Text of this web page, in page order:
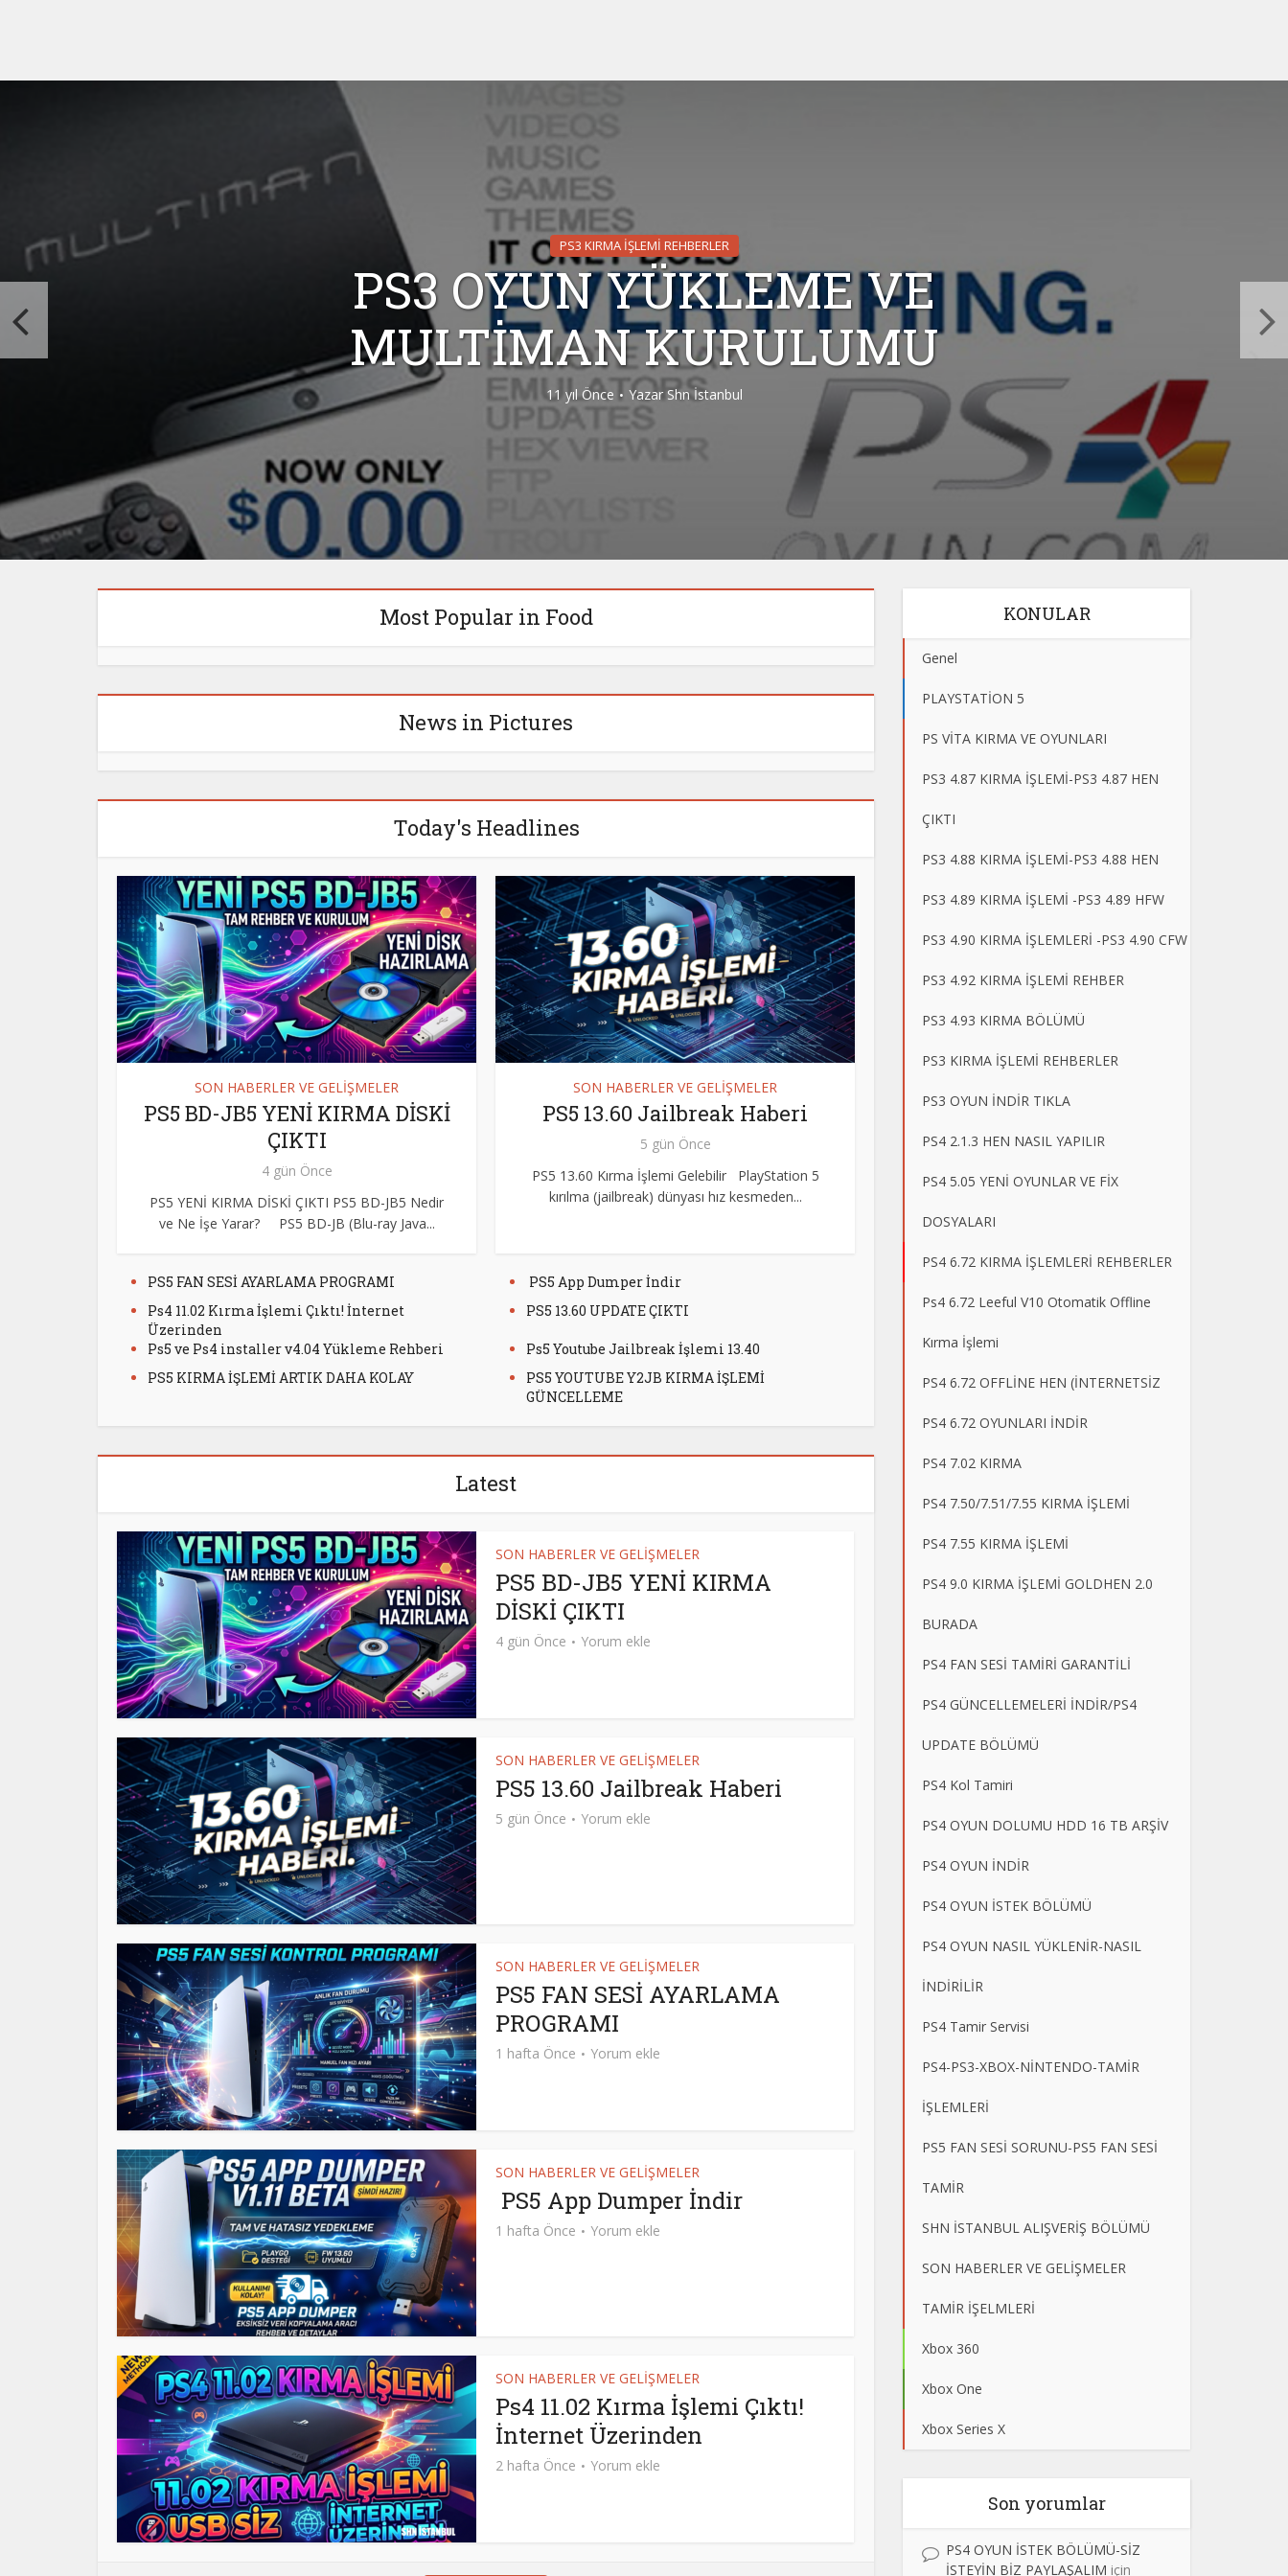
PS3 KIRMA İŞLEMİ REHBERLER
PS3 OYUN YÜKLEME VE
MULTİMAN KURULUMU
11 yıl Önce Yazar Shn İstanbul
Most Popular in Food
News in Pictures
Today's Headlines
SON HABERLER VE GELİŞMELER
PS5 BD-JB5 YENİ KIRMA DİSKİ
ÇIKTI
4 gün Önce
PS5 YENİ KIRMA DİSKİ ÇIKTI PS5 BD-JB5 Nedir
ve Ne İşe Yarar? PS5 BD-JB (Blu-ray Java...
SON HABERLER VE GELİŞMELER
PS5 13.60 Jailbreak Haberi
5 gün Önce
PS5 13.60 Kırma İşlemi Gelebilir PlayStation 5
kırılma (jailbreak) dünyası hız kesmeden...
PS5 FAN SESİ AYARLAMA PROGRAMI
PS5 App Dumper İndir
Ps4 11.02 Kırma İşlemi Çıktı! İnternet
Üzerinden
PS5 13.60 UPDATE ÇIKTI
Ps5 ve Ps4 installer v4.04 Yükleme Rehberi
Ps5 Youtube Jailbreak İşlemi 13.40
PS5 KIRMA İŞLEMİ ARTIK DAHA KOLAY
PS5 YOUTUBE Y2JB KIRMA İŞLEMİ
GÜNCELLEME
Latest
SON HABERLER VE GELİŞMELER
PS5 BD-JB5 YENİ KIRMA
DİSKİ ÇIKTI
4 gün Önce Yorum ekle
SON HABERLER VE GELİŞMELER
PS5 13.60 Jailbreak Haberi
5 gün Önce Yorum ekle
SON HABERLER VE GELİŞMELER
PS5 FAN SESİ AYARLAMA
PROGRAMI
1 hafta Önce Yorum ekle
SON HABERLER VE GELİŞMELER
PS5 App Dumper İndir
1 hafta Önce Yorum ekle
SON HABERLER VE GELİŞMELER
Ps4 11.02 Kırma İşlemi Çıktı!
İnternet Üzerinden
2 hafta Önce Yorum ekle
KONULAR
Genel
PLAYSTATİON 5
PS VİTA KIRMA VE OYUNLARI
PS3 4.87 KIRMA İŞLEMİ-PS3 4.87 HEN
ÇIKTI
PS3 4.88 KIRMA İŞLEMİ-PS3 4.88 HEN
PS3 4.89 KIRMA İŞLEMİ -PS3 4.89 HFW
PS3 4.90 KIRMA İŞLEMLERİ -PS3 4.90 CFW
PS3 4.92 KIRMA İŞLEMİ REHBER
PS3 4.93 KIRMA BÖLÜMÜ
PS3 KIRMA İŞLEMİ REHBERLER
PS3 OYUN İNDİR TIKLA
PS4 2.1.3 HEN NASIL YAPILIR
PS4 5.05 YENİ OYUNLAR VE FİX
DOSYALARI
PS4 6.72 KIRMA İŞLEMLERİ REHBERLER
Ps4 6.72 Leeful V10 Otomatik Offline
Kırma İşlemi
PS4 6.72 OFFLİNE HEN (İNTERNETSİZ
PS4 6.72 OYUNLARI İNDİR
PS4 7.02 KIRMA
PS4 7.50/7.51/7.55 KIRMA İŞLEMİ
PS4 7.55 KIRMA İŞLEMİ
PS4 9.0 KIRMA İŞLEMİ GOLDHEN 2.0
BURADA
PS4 FAN SESİ TAMİRİ GARANTİLİ
PS4 GÜNCELLEMELERİ İNDİR/PS4
UPDATE BÖLÜMÜ
PS4 Kol Tamiri
PS4 OYUN DOLUMU HDD 16 TB ARŞİV
PS4 OYUN İNDİR
PS4 OYUN İSTEK BÖLÜMÜ
PS4 OYUN NASIL YÜKLENİR-NASIL
İNDİRİLİR
PS4 Tamir Servisi
PS4-PS3-XBOX-NİNTENDO-TAMİR
İŞLEMLERİ
PS5 FAN SESİ SORUNU-PS5 FAN SESİ
TAMİR
SHN İSTANBUL ALIŞVERİŞ BÖLÜMÜ
SON HABERLER VE GELİŞMELER
TAMİR İŞELMLERİ
Xbox 360
Xbox One
Xbox Series X
Son yorumlar
PS4 OYUN İSTEK BÖLÜMÜ-SİZ
İSTEYİN BİZ PAYLAŞALIM için